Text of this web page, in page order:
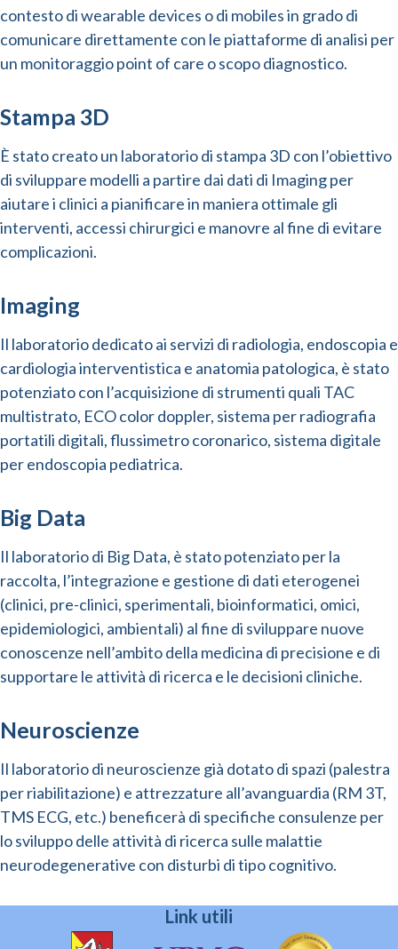
contesto di wearable devices o di mobiles in grado di
comunicare direttamente con le piattaforme di analisi per
un monitoraggio point of care o scopo diagnostico.
Stampa 3D
È stato creato un laboratorio di stampa 3D con l’obiettivo
di sviluppare modelli a partire dai dati di Imaging per
aiutare i clinici a pianificare in maniera ottimale gli
interventi, accessi chirurgici e manovre al fine di evitare
complicazioni.
Imaging
Il laboratorio dedicato ai servizi di radiologia, endoscopia e
cardiologia interventistica e anatomia patologica, è stato
potenziato con l’acquisizione di strumenti quali TAC
multistrato, ECO color doppler, sistema per radiografia
portatili digitali, flussimetro coronarico, sistema digitale
per endoscopia pediatrica.
Big Data
Il laboratorio di Big Data, è stato potenziato per la
raccolta, l’integrazione e gestione di dati eterogenei
(clinici, pre-clinici, sperimentali, bioinformatici, omici,
epidemiologici, ambientali) al fine di sviluppare nuove
conoscenze nell’ambito della medicina di precisione e di
supportare le attività di ricerca e le decisioni cliniche.
Neuroscienze
Il laboratorio di neuroscienze già dotato di spazi (palestra
per riabilitazione) e attrezzature all’avanguardia (RM 3T,
TMS ECG, etc.) beneficerà di specifiche consulenze per
lo sviluppo delle attività di ricerca sulle malattie
neurodegenerative con disturbi di tipo cognitivo.
Link utili